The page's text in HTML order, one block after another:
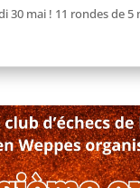
30 mai ! 11 rondes de 5